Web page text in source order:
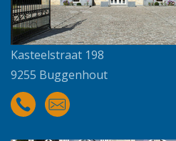
Kasteelstraat 198
9255 Buggenhout